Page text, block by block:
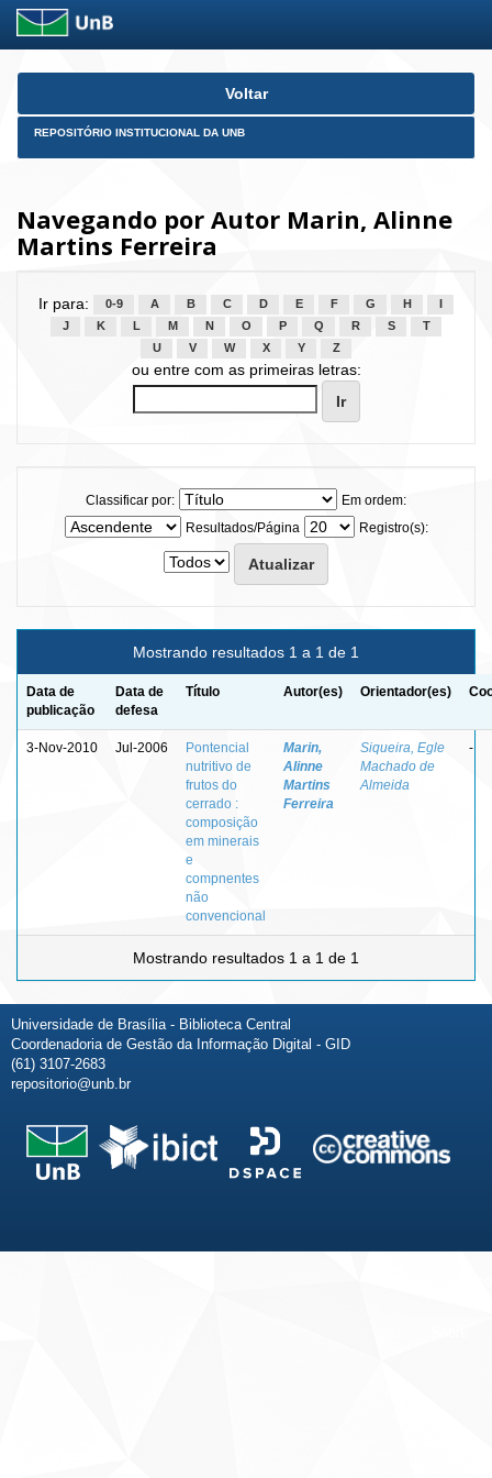
Skip
Voltar
REPOSITÓRIO INSTITUCIONAL DA UNB
Navegando por Autor Marin, Alinne
Martins Ferreira
Ir para: 0-9 A B C D E F G H
J
K L M N O P Q R S
T
U
V W X Y Z
ou entre com as primeiras letras:
Classificar por:
Em ordem:
Resultados/Página
Registro(s):
Mostrando resultados 1 a 1 de 1
Data de
publicação
Data de
defesa
Título Autor(es) Orientador(es)
3-Nov-2010 Jul-2006
Pontencial
nutritivo de
frutos do
cerrado :
composição
em minerais
e
compnentes
não
convencional
Marin,
Alinne
Martins
Ferreira
Siqueira, Egle
Machado de
Almeida
-
Mostrando resultados 1 a 1 de 1
Universidade de Brasília - Biblioteca Central
Coordenadoria de Gestão da Informação Digital - GID
(61) 3107-2683
repositorio@unb.br